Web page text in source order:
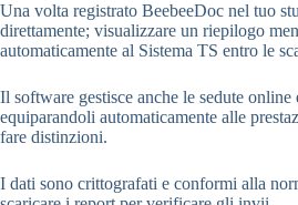
Una volta registrato BeebeeDoc nel tuo
direttamente; visualizzare un riepilogo
automaticamente al Sistema TS entro le
Il software gestisce anche le sedute
equiparandoli automaticamente alle
fare distinzioni.
I dati sono crittografati e conformi alla